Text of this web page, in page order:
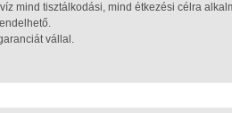
mind tisztálkodási, mind étkezési célra
vállal.